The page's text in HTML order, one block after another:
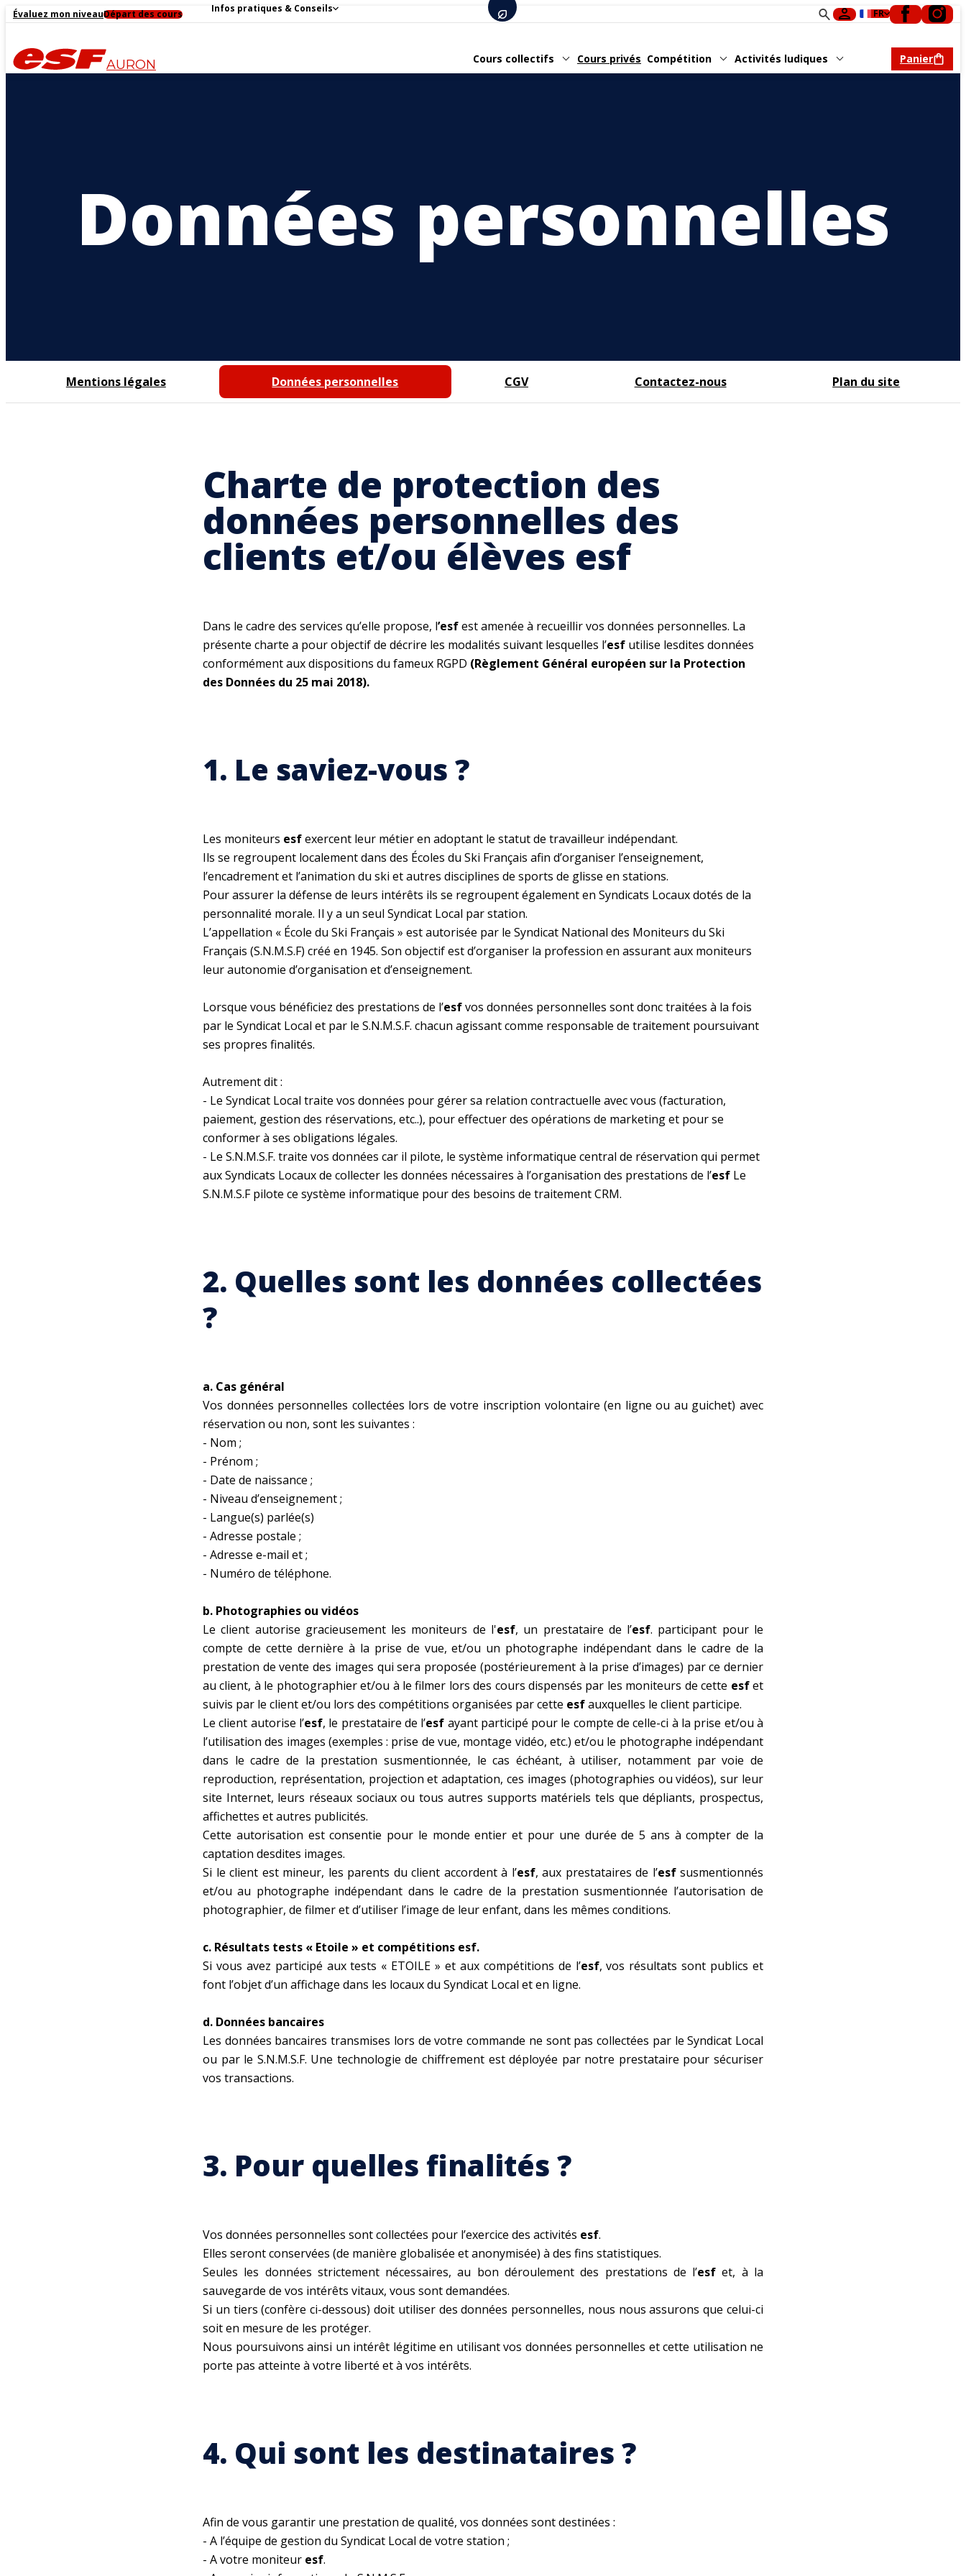
Infos pratiques & Conseils
Départ des cours
Évaluez mon niveau FR
AURON Cours collectifs Cours privés Compétition Activités ludiques Panier
Données personnelles
Mentions légales Données personnelles CGV Contactez-nous Plan du site
Charte de protection des
données personnelles des
clients et/ou élèves esf
Dans le cadre des services qu’elle propose, l’esfest amenée à recueillir vos données personnelles. La
présente charte a pour objectif de décrire les modalités suivant lesquelles l’esf utilise lesdites données
conformément aux dispositions du fameux RGPD (Règlement Général européen sur la Protection
des Données du 25 mai 2018).
1. Le saviez-vous ?
Les moniteurs esfexercent leur métier en adoptant le statut de travailleur indépendant.
Ils se regroupent localement dans des Écoles du Ski Français afin d’organiser l’enseignement,
l’encadrement et l’animation du ski et autres disciplines de sports de glisse en stations.
Pour assurer la défense de leurs intérêts ils se regroupent également en Syndicats Locaux dotés de la
personnalité morale. Il y a un seul Syndicat Local par station.
L’appellation « École du Ski Français » est autorisée par le Syndicat National des Moniteurs du Ski
Français (S.N.M.S.F) créé en 1945. Son objectif est d’organiser la profession en assurant aux moniteurs
leur autonomie d’organisation et d’enseignement.
Lorsque vous bénéficiez des prestations de l’esfvos données personnelles sont donc traitées à la fois
par le Syndicat Local et par le S.N.M.S.F. chacun agissant comme responsable de traitement poursuivant
ses propres finalités.
Autrement dit :
- Le Syndicat Local traite vos données pour gérer sa relation contractuelle avec vous (facturation,
paiement, gestion des réservations, etc..), pour effectuer des opérations de marketing et pour se
conformer à ses obligations légales.
- Le S.N.M.S.F. traite vos données car il pilote, le système informatique central de réservation qui permet
aux Syndicats Locaux de collecter les données nécessaires à l’organisation des prestations de l’esf Le
S.N.M.S.F pilote ce système informatique pour des besoins de traitement CRM.
2. Quelles sont les données collectées
?
a. Cas général
Vos données personnelles collectées lors de votre inscription volontaire (en ligne ou au guichet) avec
réservation ou non, sont les suivantes :
- Nom ;
- Prénom ;
- Date de naissance ;
- Niveau d’enseignement ;
- Langue(s) parlée(s)
- Adresse postale ;
- Adresse e-mail et ;
- Numéro de téléphone.
b. Photographies ou vidéos
Le client autorise gracieusement les moniteurs de l'esf, un prestataire de l’esf. participant pour le
compte de cette dernière à la prise de vue, et/ou un photographe indépendant dans le cadre de la
prestation de vente des images qui sera proposée (postérieurement à la prise d’images) par ce dernier
au client, à le photographier et/ou à le filmer lors des cours dispensés par les moniteurs de cette esfet
suivis par le client et/ou lors des compétitions organisées par cette esfauxquelles le client participe.
Le client autorise l’esf, le prestataire de l’esf ayant participé pour le compte de celle-ci à la prise et/ou à
l’utilisation des images (exemples : prise de vue, montage vidéo, etc.) et/ou le photographe indépendant
dans le cadre de la prestation susmentionnée, le cas échéant, à utiliser, notamment par voie de
reproduction, représentation, projection et adaptation, ces images (photographies ou vidéos), sur leur
site Internet, leurs réseaux sociaux ou tous autres supports matériels tels que dépliants, prospectus,
affichettes et autres publicités.
Cette autorisation est consentie pour le monde entier et pour une durée de 5 ans à compter de la
captation desdites images.
Si le client est mineur, les parents du client accordent à l’esf, aux prestataires de l’esfsusmentionnés
et/ou au photographe indépendant dans le cadre de la prestation susmentionnée l’autorisation de
photographier, de filmer et d’utiliser l’image de leur enfant, dans les mêmes conditions.
c. Résultats tests « Etoile » et compétitions esf.
Si vous avez participé aux tests « ETOILE » et aux compétitions de l’esf, vos résultats sont publics et
font l’objet d’un affichage dans les locaux du Syndicat Local et en ligne.
d. Données bancaires
Les données bancaires transmises lors de votre commande ne sont pas collectées par le Syndicat Local
ou par le S.N.M.S.F. Une technologie de chiffrement est déployée par notre prestataire pour sécuriser
vos transactions.
3. Pour quelles finalités ?
Vos données personnelles sont collectées pour l’exercice des activités esf.
Elles seront conservées (de manière globalisée et anonymisée) à des fins statistiques.
Seules les données strictement nécessaires, au bon déroulement des prestations de l’esf et, à la
sauvegarde de vos intérêts vitaux, vous sont demandées.
Si un tiers (confère ci-dessous) doit utiliser des données personnelles, nous nous assurons que celui-ci
soit en mesure de les protéger.
Nous poursuivons ainsi un intérêt légitime en utilisant vos données personnelles et cette utilisation ne
porte pas atteinte à votre liberté et à vos intérêts.
4. Qui sont les destinataires ?
Afin de vous garantir une prestation de qualité, vos données sont destinées :
- A l’équipe de gestion du Syndicat Local de votre station ;
- A votre moniteur esf.